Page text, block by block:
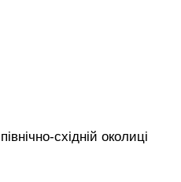
східній околиці